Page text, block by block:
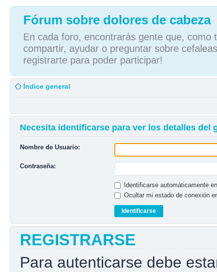
Fórum sobre dolores de cabeza
En cada foro, encontrarás gente que, como
compartir, ayudar o preguntar sobre
registrarte para poder participar!
Índice general
Necesita identificarse para ver los detalles del
Nombre de Usuario:
Contraseña:
Identificarse automáticamente
Ocultar mi estado de conexión
REGISTRARSE
Para autenticarse debe